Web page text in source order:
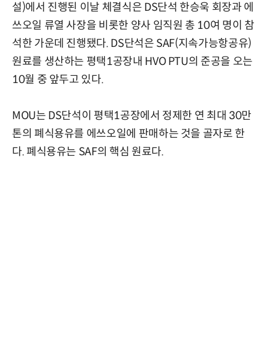
설)에서 진행된 이날 체결식은 DS단석 한승욱 회장과 에
쓰오일 류열 사장을 비롯한 양사 임직원 총 10여 명이 참
석한 가운데 진행됐다. DS단석은 SAF(지속가능항공유)
원료를 생산하는 평택1공장내 HVO PTU의 준공을 오는
10월 중 앞두고 있다.
MOU는 DS단석이 평택1공장에서 정제한 연 최대 30만
톤의 폐식용유를 에쓰오일에 판매하는 것을 골자로 한
다. 폐식용유는 SAF의 핵심 원료다.